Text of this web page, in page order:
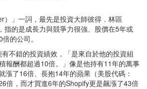
）」一詞，最先是投資大師彼得．林區
指的是成長力與競爭力很強、股價在5年或
的公司。
不錯的投資績效，「是來自於他的投資組
報酬都超過10倍。」像是他持有11年的萬事
漲了16倍、長抱14年的蘋果（美股代碼：
倍，而才買進6年的Shopify更是飆漲了43倍